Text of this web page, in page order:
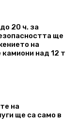
20 ч. за
ще
на
над 12 т
на
ще са само в